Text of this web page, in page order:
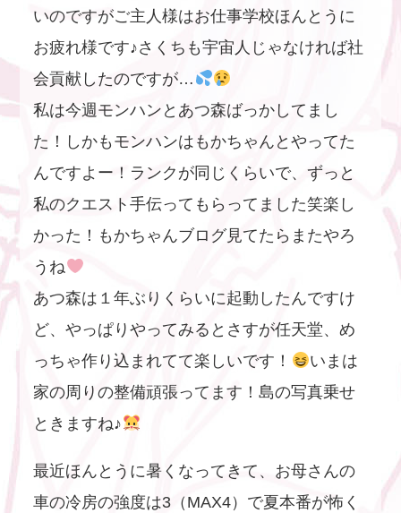
いのですがご主人様はお仕事学校ほんとうに
お疲れ様です♪さくちも宇宙人じゃなければ社
会貢献したのですが…
私は今週モンハンとあつ森ばっかしてまし
た！しかもモンハンはもかちゃんとやってた
んですよー！ランクが同じくらいで、ずっと
私のクエスト手伝ってもらってました笑楽し
かった！もかちゃんブログ見てたらまたやろ
うね
あつ森は１年ぶりくらいに起動したんですけ
ど、やっぱりやってみるとさすが任天堂、め
っちゃ作り込まれてて楽しいです！
いまは
家の周りの整備頑張ってます！島の写真乗せ
ときますね♪
最近ほんとうに暑くなってきて、お母さんの
車の冷房の強度は3（MAX4）で夏本番が怖く